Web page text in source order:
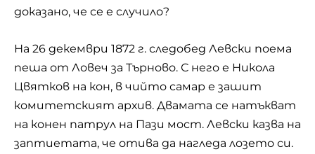
доказано, че се е случило?
На 26 декември 1872 г. следобед Левски поема
пеша от Ловеч за Търново. С него е Никола
Цвятков на кон, в чийто самар е зашит
комитетският архив. Двамата се натъкват
на конен патрул на Пази мост. Левски казва на
заптиетата, че отива да нагледа лозето си.